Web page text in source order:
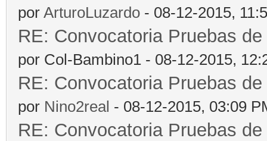
por ArturoLuzardo - 08-12-2015,
RE: Convocatoria Pruebas
por Col-Bambino1 - 08-12-2015,
RE: Convocatoria Pruebas
por Nino2real - 08-12-2015, 03:09
RE: Convocatoria Pruebas